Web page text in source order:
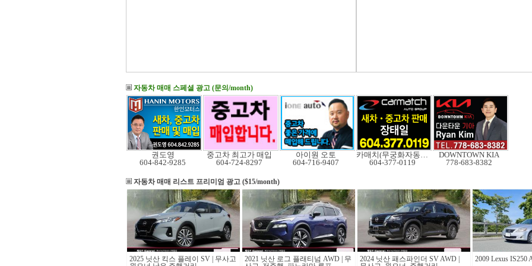
자동차 매매 스페셜 광고 (문의/month)
권도영
604-842-9285
중고차 최고가 매입
604-724-8297
아이원 오토
604-716-9407
카매치(무궁화자동차)
604-377-0119
DOWNTOWN KIA
778-683-8382
자동차 매매 리스트 프리미엄 광고 ($15/month)
2025 닛산 킥스 플레이 SV | 무사고
2021 닛산 로그 플래티넘 AWD | 무
2024 닛산 패스파인더 SV AWD |
2009 Lexus IS250